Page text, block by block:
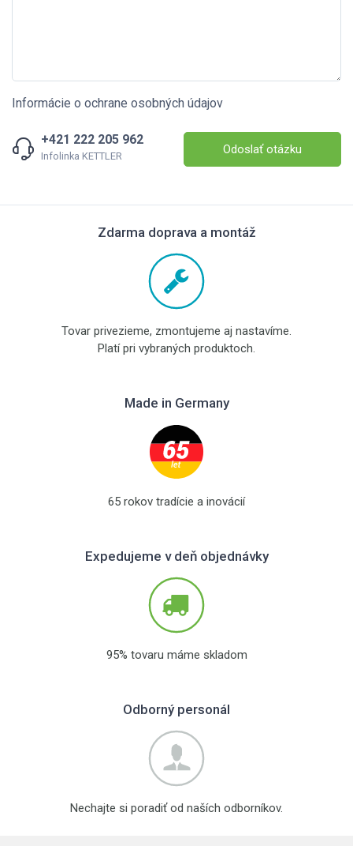
Informácie o ochrane osobných údajov
+421 222 205 962
Infolinka KETTLER Odoslať otázku
Zdarma doprava a montáž
Tovar privezieme, zmontujeme aj nastavíme.
Platí pri vybraných produktoch.
Made in Germany
65 rokov tradície a inovácií
Expedujeme v deň objednávky
95% tovaru máme skladom
Odborný personál
Nechajte si poradiť od naších odborníkov.